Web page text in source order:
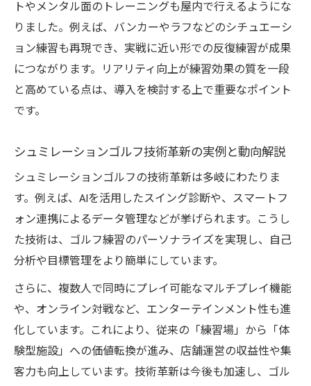
ンゴルフの注目点
市場拡大とともに変わるシュミレーション
ゴルフ需要
将来の成長を支えるシュミレーションゴル
流れ
体験談でわかる練習効果と満足度の実際
シュミレーションゴルフ体験者の練習効果
の声
満足度を左右するシュミレーションゴルフ
導入事例
口コミで見えるシュミレーションゴルフの
実力と課題
利用者が実感したシュミレーションゴルフ
の魅力
導入後の変化を語る体験談から学ぶポイン
トやメンタル面のトレーニングも屋内で行えるようにな
りました。例えば、バンカーやラフなどのシチュエーシ
ョン練習も再現でき、実戦に近い形での反復練習が成果
につながります。リアリティ向上が練習効果の質を一段
と高めている点は、導入を検討する上で重要なポイント
です。
シュミレーションゴルフ技術革新の実例と動向解説
シュミレーションゴルフの技術革新は多岐にわたりま
す。例えば、AIを活用したスイング診断や、スマートフ
ォン連携によるデータ管理などが挙げられます。こうし
た技術は、ゴルフ練習のパーソナライズを実現し、自己
分析や目標管理をより簡単にしています。
さらに、複数人で同時にプレイ可能なマルチプレイ機能
や、オンライン対戦など、エンターテインメント性も進
化しています。これにより、従来の「練習場」から「体
験型施設」への価値転換が進み、店舗運営の収益性や集
客力も向上しています。技術革新は今後も加速し、ゴル